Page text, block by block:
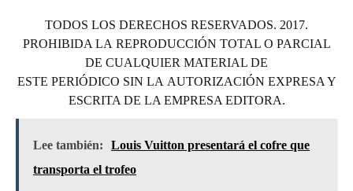
TODOS LOS DERECHOS RESERVADOS. 2017.
PROHIBIDA LA REPRODUCCIÓN TOTAL O PARCIAL
DE CUALQUIER MATERIAL DE
ESTE PERIÓDICO SIN LA AUTORIZACIÓN EXPRESA Y
ESCRITA DE LA EMPRESA EDITORA.
Lee también:
Louis Vuitton presentará el cofre que
transporta el trofeo